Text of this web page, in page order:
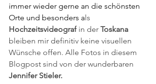
immer wieder gerne an die schönsten
Orte und besonders a ls
Hochzeitsvideograf in der Toskana
bleiben mir definitiv keine visuellen
Wünsche offen. Alle Fotos in diesem
Blogpost sind von der wunderbaren
Jennifer Stieler.